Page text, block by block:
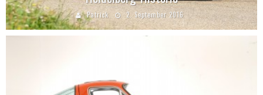
Patrick 2. September 2016